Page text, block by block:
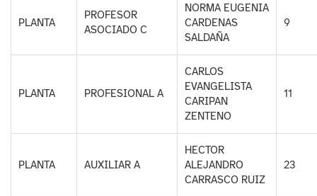
PLANTA
PROFESOR
ASOCIADO C
NORMA EUGENIA
CARDENAS
SALDAÑA
9
PLANTA PROFESIONAL A
CARLOS
EVANGELISTA
CARIPAN
ZENTENO
11
PLANTA AUXILIAR A
HECTOR
ALEJANDRO
CARRASCO RUIZ
23